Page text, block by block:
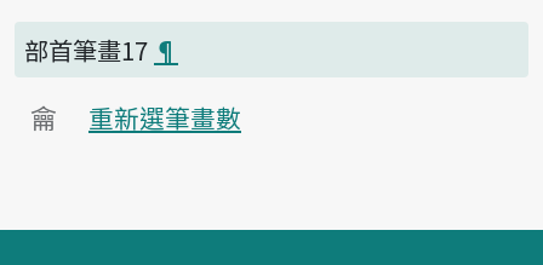
部首筆畫17 ¶
龠 重新選筆畫數